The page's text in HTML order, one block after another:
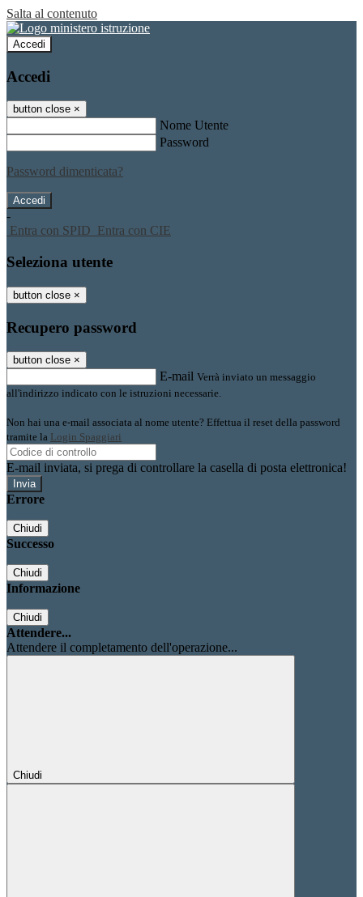
Salta al contenuto
Accedi
Accedi
button close ×
Nome Utente
Password
Password dimenticata?
-
Entra con SPID Entra con CIE
Seleziona utente
button close ×
Recupero password
button close ×
E-mail Verrà inviato un messaggio
all'indirizzo indicato con le istruzioni necessarie.
Non hai una e-mail associata al nome utente? Effettua il reset della password
tramite la Login Spaggiari
E-mail inviata, si prega di controllare la casella di posta elettronica!
Errore
Chiudi
Successo
Chiudi
Informazione
Chiudi
Attendere...
Attendere il completamento dell'operazione...
Chiudi